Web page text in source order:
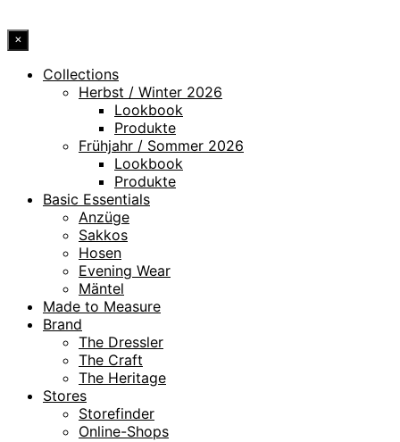
×
Collections
Herbst / Winter 2026
Lookbook
Produkte
Frühjahr / Sommer 2026
Lookbook
Produkte
Basic Essentials
Anzüge
Sakkos
Hosen
Evening Wear
Mäntel
Made to Measure
Brand
The Dressler
The Craft
The Heritage
Stores
Storefinder
Online-Shops